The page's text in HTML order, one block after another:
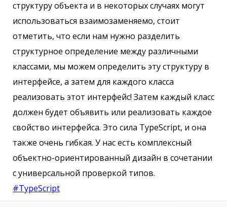
структуру объекта и в некоторых случаях могут
использоваться взаимозаменяемо, стоит
отметить, что если нам нужно разделить
структурное определение между различными
классами, мы можем определить эту структуру в
интерфейсе, а затем для каждого класса
реализовать этот интерфейс! Затем каждый класс
должен будет объявить или реализовать каждое
свойство интерфейса. Это сила TypeScript, и она
также очень гибкая. У нас есть комплексный
объектно-ориентированный дизайн в сочетании
с универсальной проверкой типов.
#TypeScript